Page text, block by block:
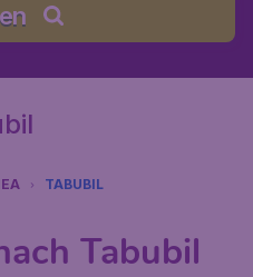
TABUBIL
Tabubil